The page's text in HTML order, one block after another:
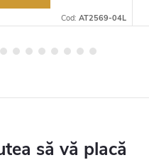
Cod: AT2569-04L